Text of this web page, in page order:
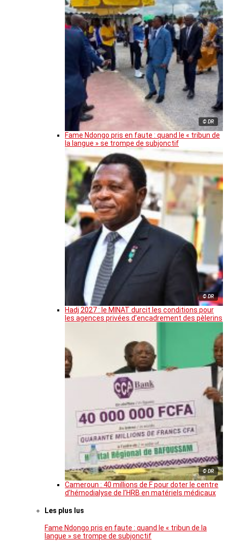
© DR
Fame Ndongo pris en faute : quand le « tribun de
la langue » se trompe de subjonctif
© DR
Hadj 2027 : le MINAT durcit les conditions pour
les agences privées d’encadrement des pèlerins
© DR
Cameroun : 40 millions de F pour doter le centre
d’hémodialyse de l’HRB en matériels médicaux
Les plus lus
Fame Ndongo pris en faute : quand le « tribun de la
langue » se trompe de subjonctif